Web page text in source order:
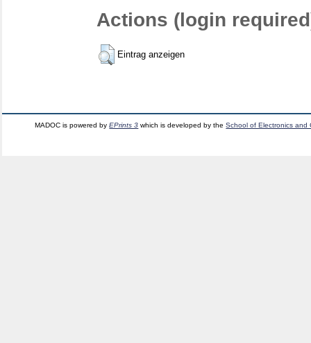
Actions (login
Eintrag anzeigen
MADOC is powered byEPrints 3 which is developed by theSchool of Electronics and